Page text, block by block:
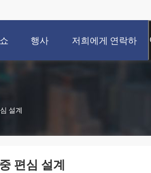
행사 저희에게 연락하
설계
편심 설계